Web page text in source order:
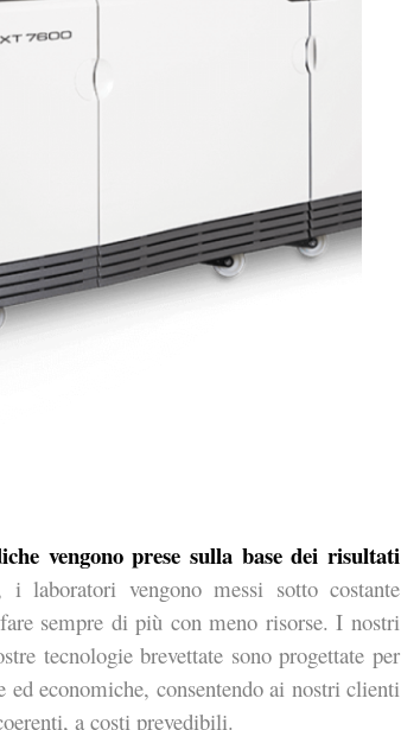
vengono prese sulla base dei risultati
i laboratori vengono messi sotto costante
sempre di più con meno risorse. I nostri
tecnologie brevettate sono progettate per
economiche, consentendo ai nostri clienti
a costi prevedibili.